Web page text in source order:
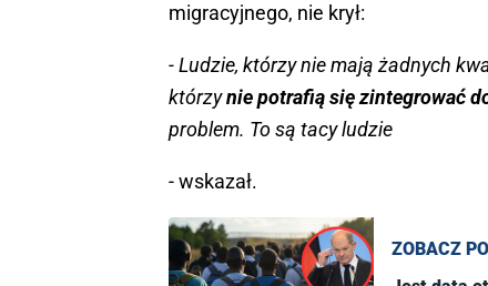
migracyjnego, nie krył:
- Ludzie, którzy nie mają żadnych
którzynie potrafią się zintegrować
problem. To są tacy ludzie
- wskazał.
ZOBACZ